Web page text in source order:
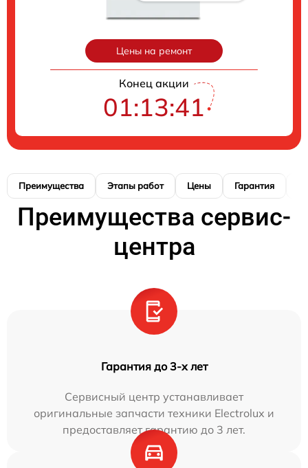
Цены на ремонт
Конец акции
01:13:40
Преимущества Этапы работ Цены Гарантия
Преимущества сервис-
центра
Гарантия до 3-х лет
Сервисный центр устанавливает
оригинальные запчасти техники Electrolux и
предоставляет гарантию до 3 лет.